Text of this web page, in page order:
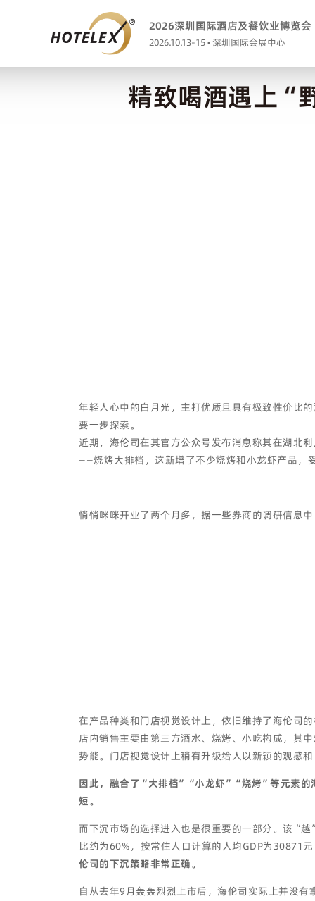
2026深圳国际酒店及餐饮业博览会
2026.10.13-15 • 深圳国际会展中心
精致喝酒遇上“
年轻人心中的白月光，主打优质且具有极致性价比
要一步探索。
近期，海伦司在其官方公众号发布消息称其在湖北
——烧烤大排档，这新增了不少烧烤和小龙虾产品，
悄悄咪咪开业了两个月多，据一些券商的调研信息
在产品种类和门店视觉设计上，依旧维持了海伦司
店内销售主要由第三方酒水、烧烤、小吃构成，其
势能。门店视觉设计上稍有升级给人以新颖的观感
因此，融合了“大排档”“小龙虾”“烧烤”等元素的
短。
而下沉市场的选择进入也是很重要的一部分。该“
比约为60%，按常住人口计算的人均GDP为30871
伦司的下沉策略非常正确。
自从去年9月轰轰烈烈上市后，海伦司实际上并没